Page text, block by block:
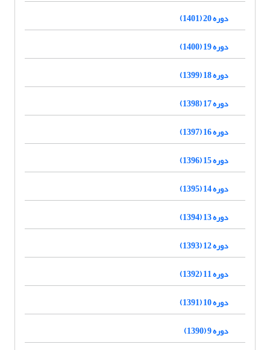
دوره 20 (1401)
دوره 19 (1400)
دوره 18 (1399)
دوره 17 (1398)
دوره 16 (1397)
دوره 15 (1396)
دوره 14 (1395)
دوره 13 (1394)
دوره 12 (1393)
دوره 11 (1392)
دوره 10 (1391)
دوره 9 (1390)